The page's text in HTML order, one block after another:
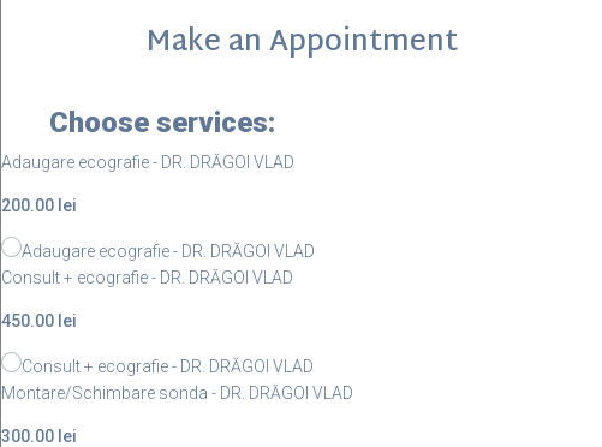
Make an Appointment
Choose services:
Adaugare ecografie - DR. DRĂGOI VLAD
200.00 lei
Adaugare ecografie - DR. DRĂGOI VLAD
Consult + ecografie - DR. DRĂGOI VLAD
450.00 lei
Consult + ecografie - DR. DRĂGOI VLAD
Montare/Schimbare sonda - DR. DRĂGOI VLAD
300.00 lei